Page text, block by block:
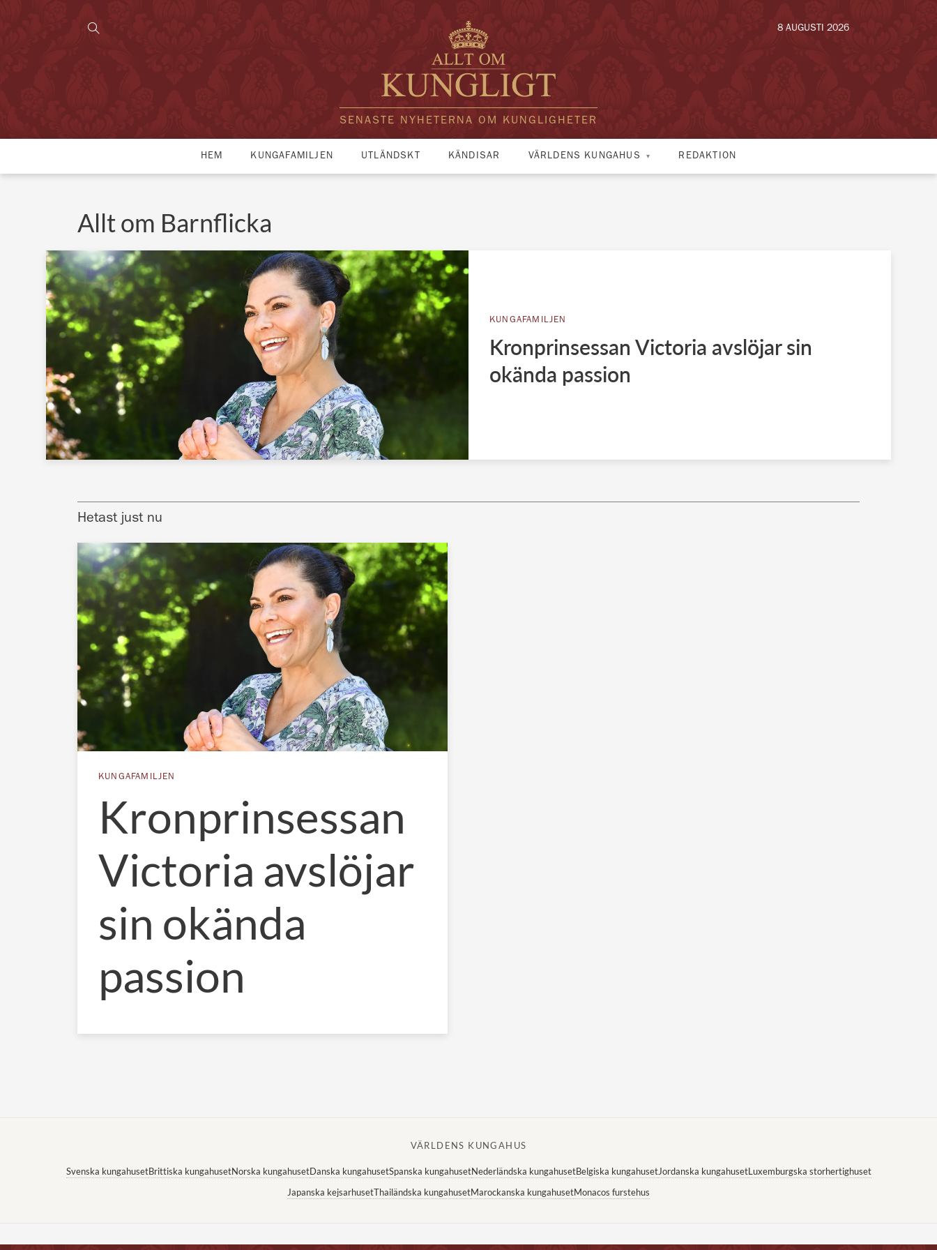
SENASTE NYHETERNA OM KUNGLIGHETER
8 AUGUSTI 2026
HEM KUNGAFAMILJEN UTLÄNDSKT KÄNDISAR VÄRLDENS KUNGAHUS REDAKTION
Allt om Barnflicka
KUNGAFAMILJEN
Kronprinsessan Victoria avslöjar sin
okända passion
Hetast just nu
KUNGAFAMILJEN
Kronprinsessan
Victoria avslöjar
sin okända
passion
VÄRLDENS KUNGAHUS
Svenska kungahusetBrittiska kungahusetNorska kungahusetDanska kungahusetSpanska kungahusetNederländska kungahusetBelgiska kungahusetJordanska kungahusetLuxemburgska storhertighuset
Japanska kejsarhusetThailändska kungahusetMarockanska kungahusetMonacos furstehus